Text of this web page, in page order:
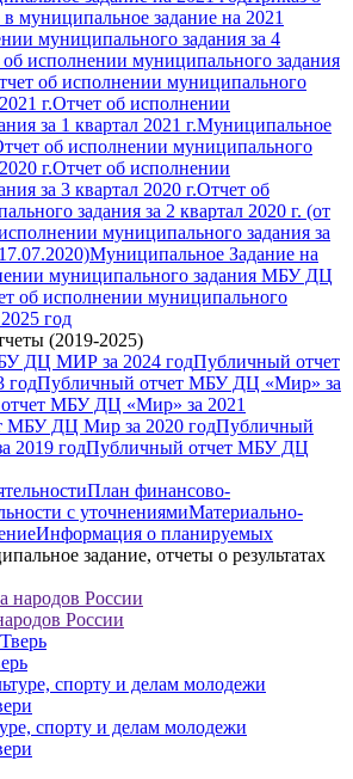
муниципальное задание на 2021
муниципального задания за 4
исполнении муниципального задания
об исполнении муниципального
г.Отчет об исполнении
за 1 квартал 2021 г.Муниципальное
об исполнении муниципального
г.Отчет об исполнении
за 3 квартал 2020 г.Отчет об
задания за 2 квартал 2020 г. (от
муниципального задания за
Муниципальное Задание на
муниципального задания МБУ ДЦ
об исполнении муниципального
год
(2019-2025)
ДЦ МИР за 2024 годПубличный отчет
годПубличный отчет МБУ ДЦ «Мир» за
МБУ ДЦ «Мир» за 2021
МБУ ДЦ Мир за 2020 годПубличный
2019 годПубличный отчет МБУ ДЦ
План финансово-
с уточнениямиМатериально-
Информация о планируемых
задание, отчеты о результатах
России
спорту и делам молодежи